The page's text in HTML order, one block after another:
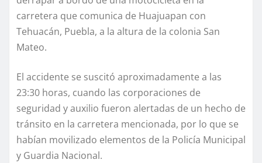
carretera que comunica de Huajuapan con
Tehuacán, Puebla, a la altura de la colonia San
Mateo.
El accidente se suscitó aproximadamente a las
23:30 horas, cuando las corporaciones de
seguridad y auxilio fueron alertadas de un hecho de
tránsito en la carretera mencionada, por lo que se
habían movilizado elementos de la Policía Municipal
y Guardia Nacional.